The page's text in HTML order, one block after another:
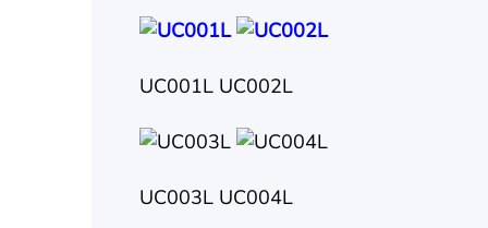
UC001L UC002L
UC003L UC004L